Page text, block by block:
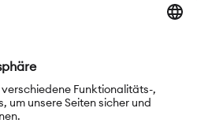
Kontakt
Datenschutz